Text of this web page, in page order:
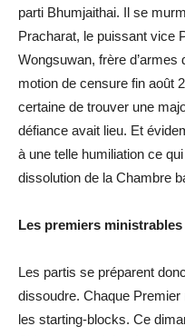
parti Bhumjaithai. Il se
Pracharat, le puissant vice
Wongsuwan, frère d’armes
motion de censure fin août
certaine de trouver une
défiance avait lieu. Et
à une telle humiliation ce
dissolution de la Chambre
Les premiers
Les partis se préparent
dissoudre. Chaque
les starting-blocks. Ce